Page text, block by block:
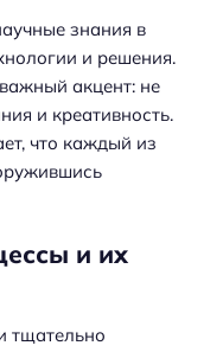
знания в
и решения.
акцент: не
и креативность.
что каждый из
и их
тщательно